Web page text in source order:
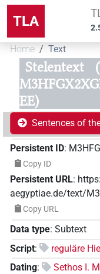
TLA
Home Text
Stelentext
EE)
Sentences of
Persistent ID:
Copy ID
Persistent URL:
aegyptiae.de/text/
Copy URL
Data type: Subtext
Script:
reguläre
Dating:
Sethos I.